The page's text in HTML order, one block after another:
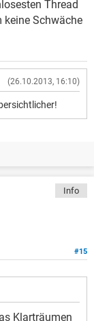
Thread
keine Schwäche
(26.10.2013, 16:10)
Info
#15
Klarträumen